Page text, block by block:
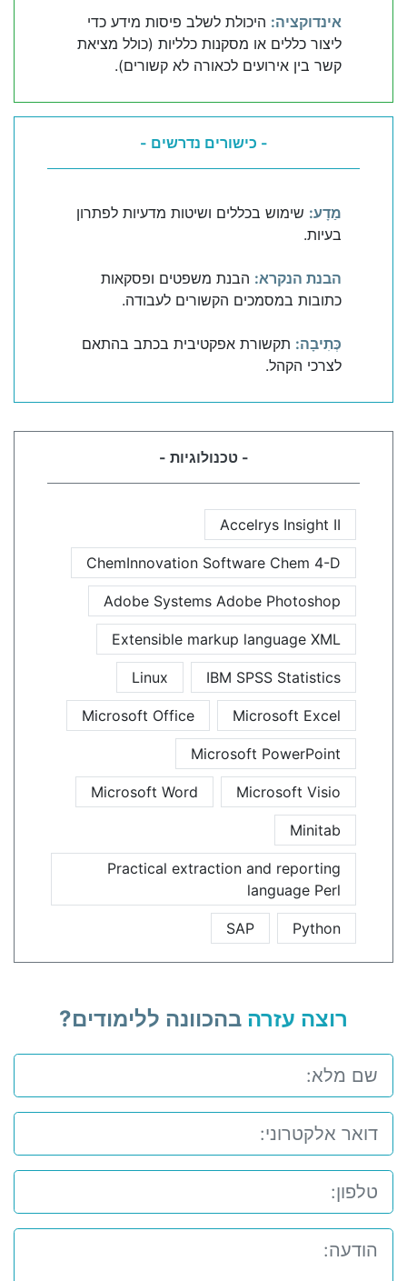
אינדוקציה: היכולת לשלב פיסות מידע כדי
ליצור כללים או מסקנות כלליות (כולל מציאת
קשר בין אירועים לכאורה לא קשורים).
- כישורים נדרשים -
מַדָע: שימוש בכללים ושיטות מדעיות לפתרון
בעיות.
הבנת הנקרא: הבנת משפטים ופסקאות
כתובות במסמכים הקשורים לעבודה.
כְּתִיבָה: תקשורת אפקטיבית בכתב בהתאם
לצרכי הקהל.
- טכנולוגיות -
Accelrys Insight II
ChemInnovation Software Chem 4-D
Adobe Systems Adobe Photoshop
Extensible markup language XML
IBM SPSS Statistics
Linux
Microsoft Excel
Microsoft Office
Microsoft PowerPoint
Microsoft Visio
Microsoft Word
Minitab
Practical extraction and reporting
language Perl
Python
SAP
רוצה עזרה בהכוונה ללימודים?